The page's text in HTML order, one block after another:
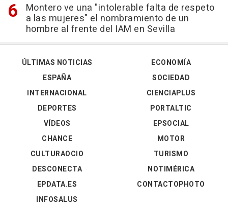
Montero ve una "intolerable falta de respeto
a las mujeres" el nombramiento de un
hombre al frente del IAM en Sevilla
ÚLTIMAS NOTICIAS
ESPAÑA
INTERNACIONAL
DEPORTES
VÍDEOS
ECONOMÍA
SOCIEDAD
CIENCIAPLUS
PORTALTIC
EPSOCIAL
CHANCE
CULTURAOCIO
DESCONECTA
EPDATA.ES
INFOSALUS
MOTOR
TURISMO
NOTIMÉRICA
CONTACTOPHOTO